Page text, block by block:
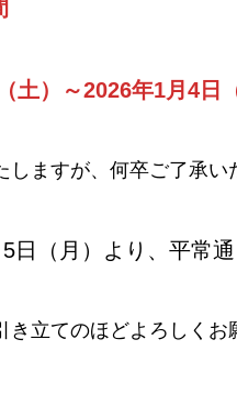
土）～2026年1月4日
しますが、何卒ご了承い
日（月）より、平常
立てのほどよろしくお